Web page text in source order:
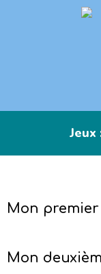
Jeux
Mon premier
Mon